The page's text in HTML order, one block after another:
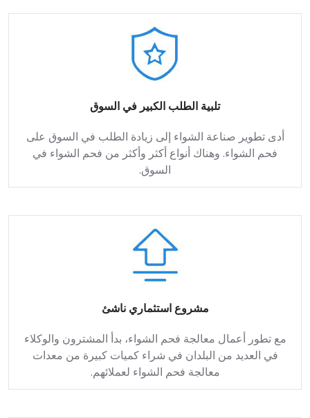
تلبية الطلب الكبير في السوق
أدى تطوير صناعة الشواء إلى زيادة الطلب في السوق على
فحم الشواء. وهناك أنواع أكثر وأكثر من فحم الشواء في
السوق.
مشروع استثماري ناشئ
مع تطور أعمال معالجة فحم الشواء، بدأ المشترون والوكلاء
في العديد من البلدان في شراء كميات كبيرة من معدات
معالجة فحم الشواء لعملائهم.